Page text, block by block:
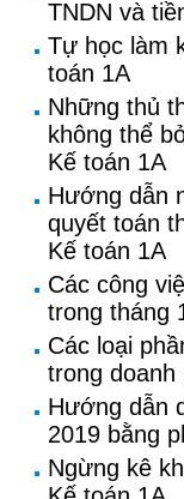
TNDN và
Tự học làm
toán 1A
Những thủ
không thể
Kế toán 1A
Hướng dẫn
quyết toán
Kế toán 1A
Các công
trong tháng
Các loại
trong doanh
Hướng dẫn
2019 bằng
Ngừng kê